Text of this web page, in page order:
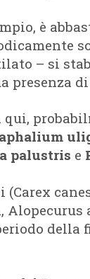
è
– si
presenza di
palustris e
Alopecurus